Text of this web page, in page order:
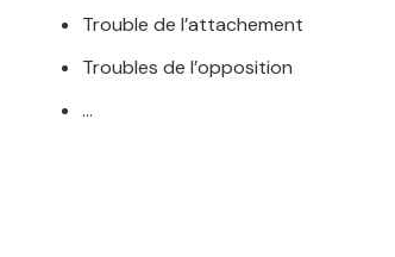
Trouble de l’attachement
Troubles de l’opposition
…